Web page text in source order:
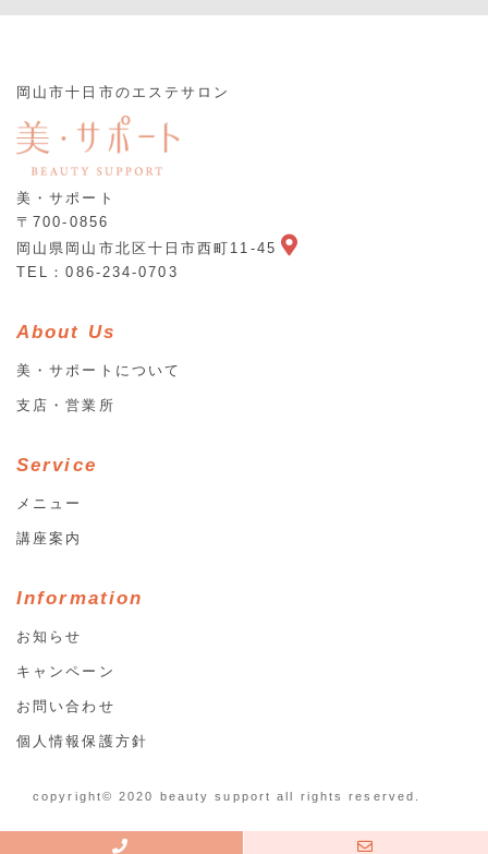
岡山市十日市のエステサロン
美・サポート
〒700-0856
岡山県岡山市北区十日市西町11-45
TEL：086-234-0703
About Us
美・サポートについて
支店・営業所
Service
メニュー
講座案内
Information
お知らせ
キャンペーン
お問い合わせ
個人情報保護方針
copyright© 2020 beauty support all rights reserved.